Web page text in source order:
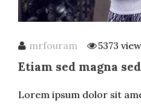
mrfouram 5373 view
Etiam sed magna
Lorem ipsum dolor sit